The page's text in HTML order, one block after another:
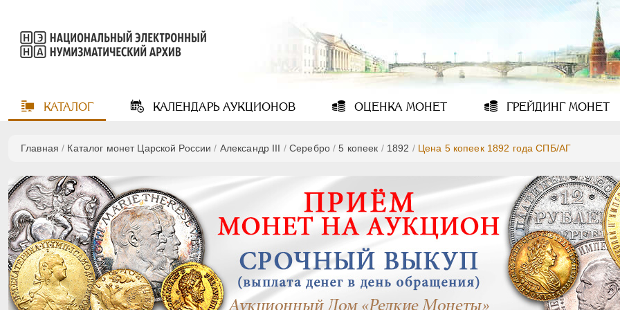
КАТАЛОГ КАЛЕНДАРЬАУКЦИОНОВ ОЦЕНКА МОНЕТ ГРЕЙДИНГМОНЕТ
Главная / Каталог монет Царской России / Александр III / Серебро/5 копеек / 1892 / Цена 5 копеек 1892 года СПБ/АГ